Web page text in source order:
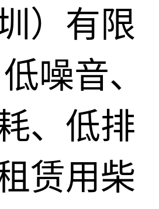
）有限
低噪音、
、低排
赁用柴